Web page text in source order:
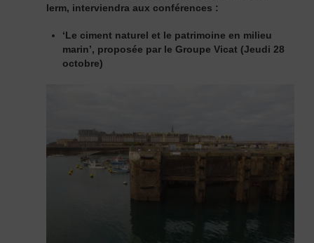
lerm, interviendra aux conférences :
‘Le ciment naturel et le patrimoine en milieu
marin’, proposée par le Groupe Vicat (Jeudi 28
octobre)